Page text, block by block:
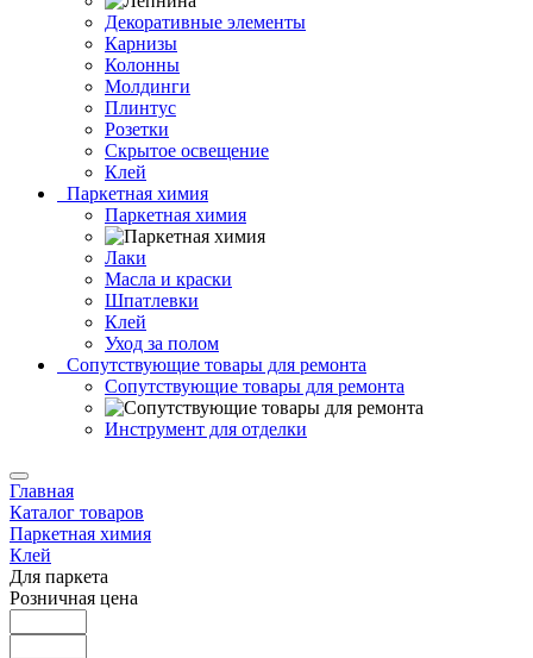
Декоративные элементы
Карнизы
Колонны
Молдинги
Плинтус
Розетки
Скрытое освещение
Клей
Паркетная химия
Паркетная химия
Лаки
Масла и краски
Шпатлевки
Клей
Уход за полом
Сопутствующие товары для ремонта
Сопутствующие товары для ремонта
Инструмент для отделки
Главная
Каталог товаров
Паркетная химия
Клей
Для паркета
Розничная цена